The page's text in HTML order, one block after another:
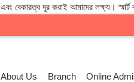
বেকারত্ব দূর করাই আমাদের লক্ষ্য। স্মার্ট
About Us Branch Online